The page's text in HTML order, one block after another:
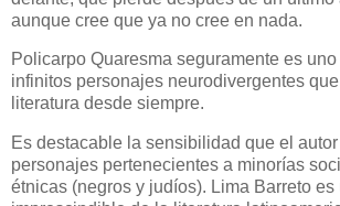
aunque cree que ya no cree en nada.
Policarpo Quaresma seguramente es
infinitos personajes neurodivergentes
literatura desde siempre.
Es destacable la sensibilidad que el
personajes pertenecientes a minorías
étnicas (negros y judíos). Lima Barreto es